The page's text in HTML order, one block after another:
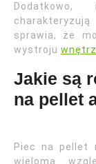
sprawia, że
wystroju
Jakie są
na pellet
Piec na pellet
wieloma